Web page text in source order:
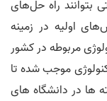
بتوانند راه حل‌های
اولیه در زمینه
مربوطه در کشور
موجب شده تا
ها در دانشگاه های